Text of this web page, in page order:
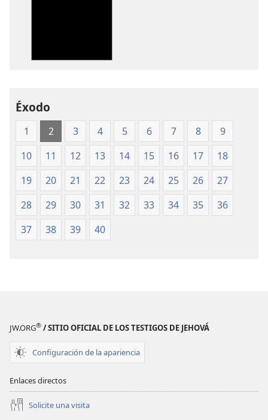
de
Santas
Escrituras
(edición
de 1987)
de
Santas
Escrituras
(edición
de 1987)
Éxodo
1 2 3 4 5 6 7 8
9
10
11 12 13 14 15 16 17
18
19
20 21 22 23 24 25 26
27
28
29 30 31 32 33 34 35
36
37
38 39 40
JW.ORG® / SITIO OFICIAL DE LOS TESTIGOS DE JEHOVÁ
Configuración de la apariencia
Enlaces directos
Solicite una visita